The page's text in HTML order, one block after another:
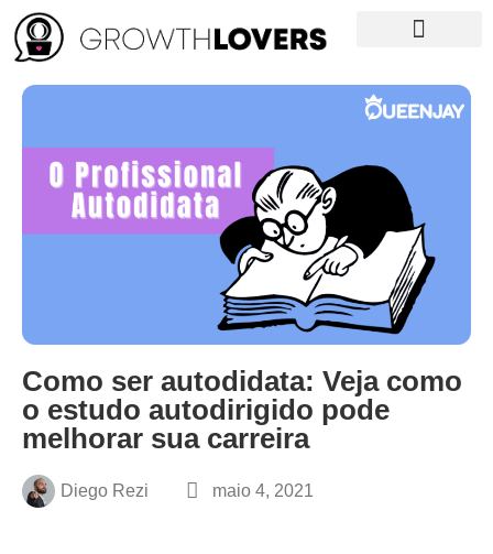
Como ser autodidata: Veja como
o estudo autodirigido pode
melhorar sua carreira
Diego Rezi maio 4, 2021